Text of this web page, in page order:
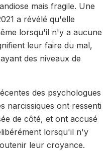
mais fragile. Une
a révélé qu'elle
lorsqu'il n'y a aucune
leur faire du mal,
des niveaux de
des psychologues
narcissiques ont ressenti
de côté, et ont accusé
lorsqu'il n'y
leur croyance.